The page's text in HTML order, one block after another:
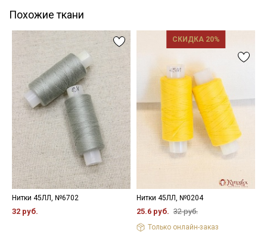
Похожие ткани
Нитки 45ЛЛ, №6702
32 руб.
СКИДКА 20%
Нитки 45ЛЛ, №0204
25.6 руб. 32 руб.
Только онлайн-заказ
информационных рассылок